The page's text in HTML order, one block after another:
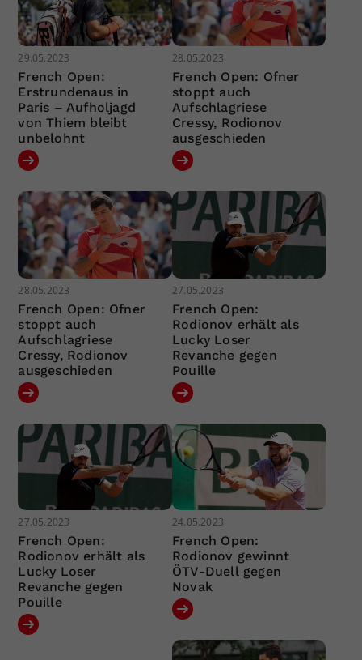
29.05.2023
French Open:
Erstrundenaus in
Paris – Aufholjagd
von Thiem bleibt
unbelohnt
28.05.2023
French Open: Ofner
stoppt auch
Aufschlagriese
Cressy, Rodionov
ausgeschieden
28.05.2023
French Open: Ofner
stoppt auch
Aufschlagriese
Cressy, Rodionov
ausgeschieden
27.05.2023
French Open:
Rodionov erhält als
Lucky Loser
Revanche gegen
Pouille
27.05.2023
French Open:
Rodionov erhält als
Lucky Loser
Revanche gegen
Pouille
24.05.2023
French Open:
Rodionov gewinnt
ÖTV-Duell gegen
Novak